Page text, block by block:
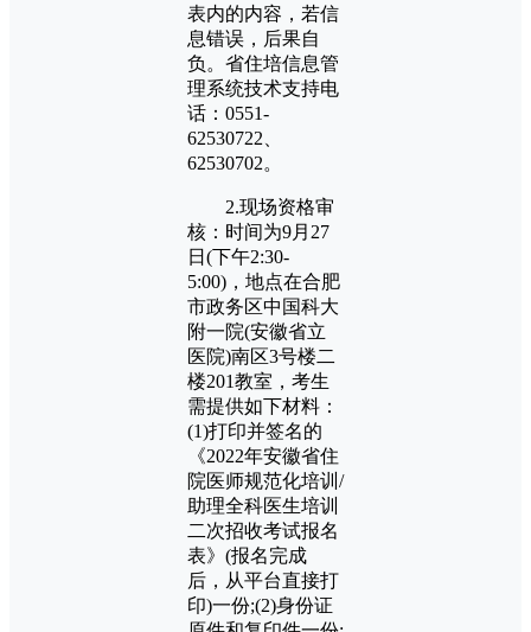
表内的内容，若信
息错误，后果自
负。省住培信息管
理系统技术支持电
话：0551-
62530722、
62530702。
2.现场资格审
核：时间为9月27
日(下午2:30-
5:00)，地点在合肥
市政务区中国科大
附一院(安徽省立
医院)南区3号楼二
楼201教室，考生
需提供如下材料：
(1)打印并签名的
《2022年安徽省住
院医师规范化培训/
助理全科医生培训
二次招收考试报名
表》(报名完成
后，从平台直接打
印)一份;(2)身份证